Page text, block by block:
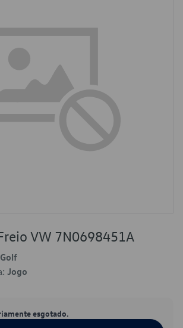
VW 7N0698451A
Golf
Jogo
esgotado.